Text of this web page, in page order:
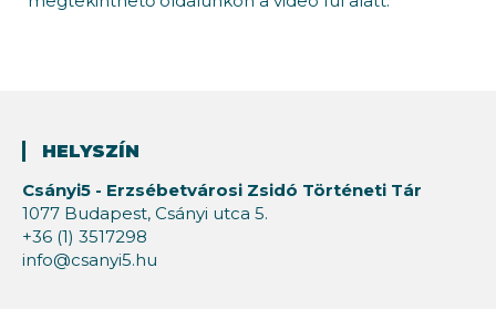
HELYSZÍN
Csányi5 - Erzsébetvárosi Zsidó Történeti Tár
1077 Budapest, Csányi utca 5.
+36 (1) 3517298
info@csanyi5.hu